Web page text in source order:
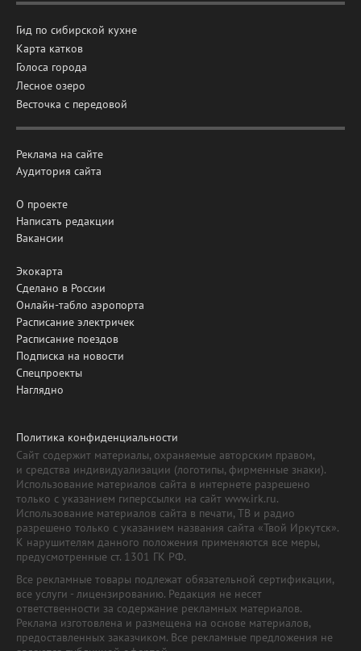
Гид по сибирской кухне
Карта катков
Голоса города
Лесное озеро
Весточка с передовой
Реклама на сайте
Аудитория сайта
О проекте
Написать редакции
Вакансии
Экокарта
Сделано в России
Онлайн-табло аэропорта
Расписание электричек
Расписание поездов
Подписка на новости
Спецпроекты
Наглядно
Политика конфиденциальности
Сайт содержит материалы, охраняемые авторским правом,
и средства индивидуализации (логотипы, фирменные знаки).
Использование материалов сайта в интернете разрешено
только с указанием гиперссылки на сайт www.irk.ru.
Использование материалов сайта в печати, ТВ и радио
разрешено только с указанием названия сайта «Твой Иркутск».
К нарушителям данного положения применяются все меры,
предусмотренные ст. 1301 ГК РФ.
Все рекламные товары подлежат обязательной сертификации,
все услуги - лицензированию. Редакция не несет
ответственности за содержание рекламных материалов.
Реклама изготовлена и размещена на основе материалов,
предоставленных заказчиком. Все рекламные предложения не